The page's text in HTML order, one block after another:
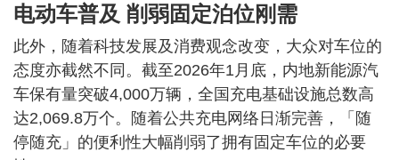
电动车普及 削弱固定泊位刚需
此外，随着科技发展及消费观念改变，大众对车位的
态度亦截然不同。截至2026年1月底，内地新能源汽
车保有量突破4,000万辆，全国充电基础设施总数高
达2,069.8万个。随着公共充电网络日渐完善，「随
停随充」的便利性大幅削弱了拥有固定车位的必要